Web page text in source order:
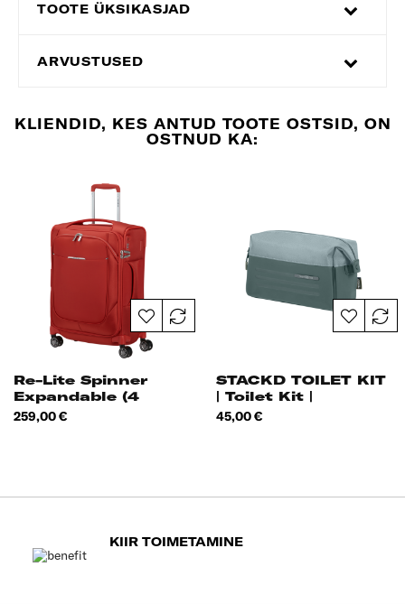
TOOTE ÜKSIKASJAD
ARVUSTUSED
KLIENDID, KES ANTUD TOOTE OSTSID, ON
OSTNUD KA:
Re-Lite Spinner
Expandable (4
Wheels) 55cm
Hind
259,00 €
STACKD TOILET KIT
| Toilet Kit |
Hind
45,00 €
KIIR TOIMETAMINE